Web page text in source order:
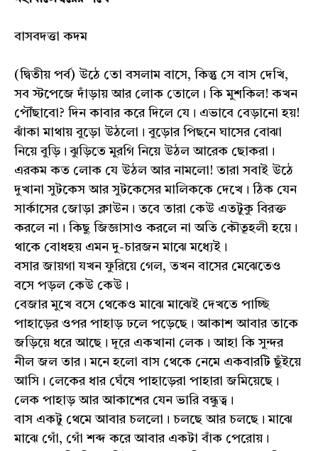
বাসবদত্তা কদম
(দ্বিতীয় পর্ব) উঠে তো বসলাম বাসে, কিন্তু সে বাস দেখি,
সব স্টপেজে দাঁড়ায় আর লোক তোলে। কি মুশকিল! কখন
পৌঁছাবো? দিন কাবার করে দিলে যে। এভাবে বেড়ানো হয়!
ঝাঁকা মাথায় বুড়ো উঠলো। বুড়োর পিছনে ঘাসের বোঝা
নিয়ে বুড়ি। ঝুড়িতে মুরগি নিয়ে উঠল আরেক ছোকরা।
এরকম কত লোক যে উঠল আর নামলো! তারা সবাই উঠে
দুখানা সুটকেস আর সুটকেসের মালিককে দেখে। ঠিক যেন
সার্কাসের জোড়া ক্লাউন। তবে তারা কেউ এতটুকু বিরক্ত
করলে না। কিছু জিজ্ঞাসাও করলে না অতি কৌতূহলী হয়ে।
থাকে বোধহয় এমন দু-চারজন মাঝে মধ্যেই।
বসার জায়গা যখন ফুরিয়ে গেল, তখন বাসের মেঝেতেও
বসে পড়ল কেউ কেউ।
বেজার মুখে বসে থেকেও মাঝে মাঝেই দেখতে পাচ্ছি
পাহাড়ের ওপর পাহাড় ঢলে পড়েছে। আকাশ আবার তাকে
জড়িয়ে ধরে আছে। দূরে একখানা লেক। আহা কি সুন্দর
নীল জল তার। মনে হলো বাস থেকে নেমে একবারটি ছুঁইয়ে
আসি। লেকের ধার ঘেঁষে পাহাড়েরা পাহারা জমিয়েছে।
লেক পাহাড় আর আকাশের যেন ভারি বন্ধুত্ব।
বাস একটু থেমে আবার চললো। চলছে আর চলছে। মাঝে
মাঝে গোঁ, গোঁ শব্দ করে আবার একটা বাঁক পেরোয়।